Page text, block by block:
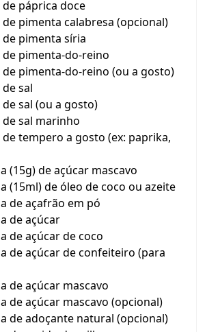
páprica doce
pimenta calabresa (opcional)
pimenta síria
de pimenta-do-reino
de pimenta-do-reino (ou a gosto)
sal
sal (ou a gosto)
sal marinho
tempero a gosto (ex: paprika,
(15g) de açúcar mascavo
(15ml) de óleo de coco ou azeite
de açafrão em pó
de açúcar
de açúcar de coco
de açúcar de confeiteiro (para
de açúcar mascavo
de açúcar mascavo (opcional)
de adoçante natural (opcional)